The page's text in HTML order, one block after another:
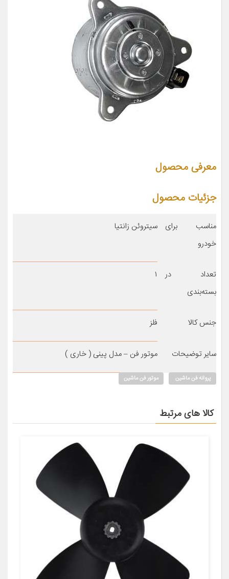
معرفی محصول
جزئیات محصول
مناسب برای
خودرو
سیتروئن زانتیا
تعداد در
بسته‌بندی
۱
جنس کالا فلز
سایر توضیحات موتور فن – مدل پینی ( خاری )
پروانه فن ماشین موتور فن ماشین
کالا های مرتبط